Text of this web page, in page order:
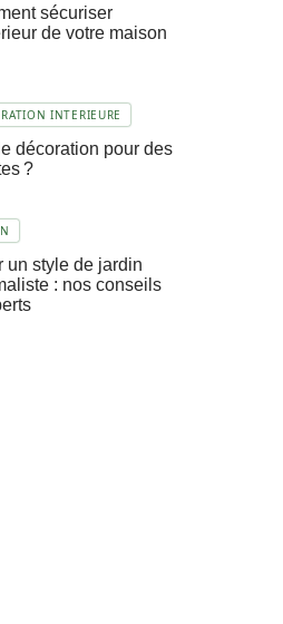
sécuriser
de votre maison
INTERIEURE
décoration pour des
?
un style de jardin
: nos conseils